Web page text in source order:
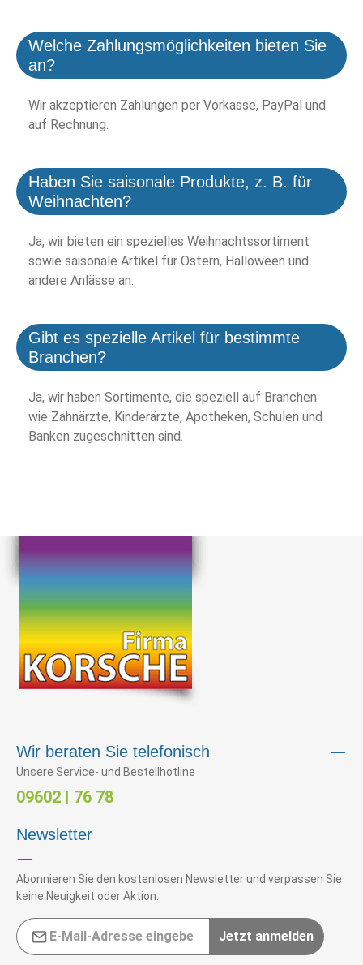
Welche Zahlungsmöglichkeiten bieten Sie
an?
Wir akzeptieren Zahlungen per Vorkasse, PayPal und
auf Rechnung.
Haben Sie saisonale Produkte, z. B. für
Weihnachten?
Ja, wir bieten ein spezielles Weihnachtssortiment
sowie saisonale Artikel für Ostern, Halloween und
andere Anlässe an.
Gibt es spezielle Artikel für bestimmte
Branchen?
Ja, wir haben Sortimente, die speziell auf Branchen
wie Zahnärzte, Kinderärzte, Apotheken, Schulen und
Banken zugeschnitten sind.
Wir beraten Sie telefonisch
Unsere Service- und Bestellhotline
09602 | 76 78
Newsletter
Abonnieren Sie den kostenlosen Newsletter und verpassen Sie
keine Neuigkeit oder Aktion.
E-Mail-Adresse*
Jetzt anmelden